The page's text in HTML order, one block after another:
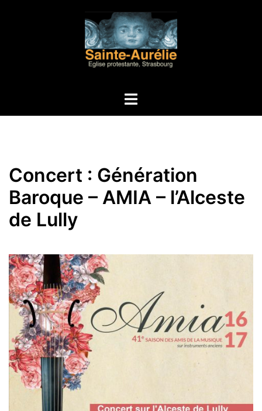
Ouvrir/fermer
Concert : Génération
Baroque – AMIA – l’Alceste
de Lully